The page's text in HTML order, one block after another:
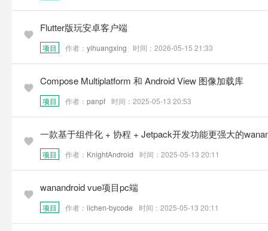
Flutter版玩安卓客户端
项目 作者： yihuangxing 时间：2026-05-15 21:33
Compose Multiplatform 和 Android View 图像加载库
项目 作者： panpf 时间：2025-05-13 20:53
一款基于组件化 + 协程 + Jetpack开发功能更强大的
项目 作者： KnightAndroid 时间：2025-05-13 20:11
wanandroid vue项目pc端
项目 作者： iichen-bycode 时间：2025-05-13 20:11